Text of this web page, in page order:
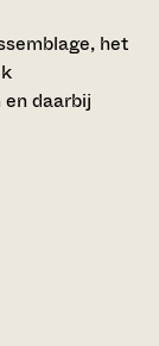
het
daarbij